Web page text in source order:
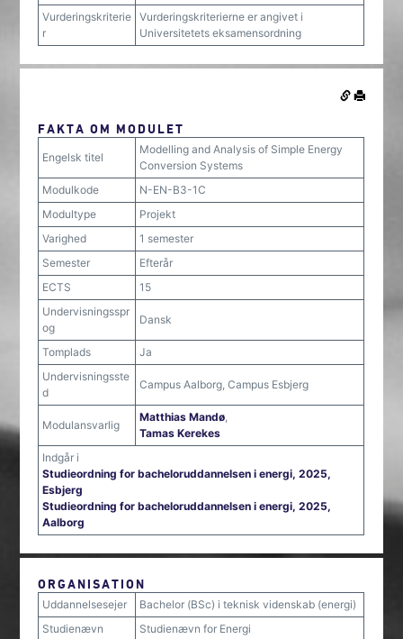
Vurderingskriterie
r
Vurderingskriterierne er angivet i
Universitetets eksamensordning
FAKTA OM MODULET
Engelsk titel
Modelling and Analysis of Simple Energy
Conversion Systems
Modulkode
N-EN-B3-1C
Modultype
Projekt
Varighed
1 semester
Semester
Efterår
ECTS
15
Undervisningsspr
og
Dansk
Tomplads
Ja
Undervisningsste
d
Campus Aalborg, Campus Esbjerg
Modulansvarlig
Matthias Mandø,
Tamas Kerekes
Indgår i
Studieordning for bacheloruddannelsen i energi, 2025,
Esbjerg
Studieordning for bacheloruddannelsen i energi, 2025,
Aalborg
ORGANISATION
Uddannelsesejer
Bachelor (BSc) i teknisk videnskab (energi)
Studienævn
Studienævn for Energi